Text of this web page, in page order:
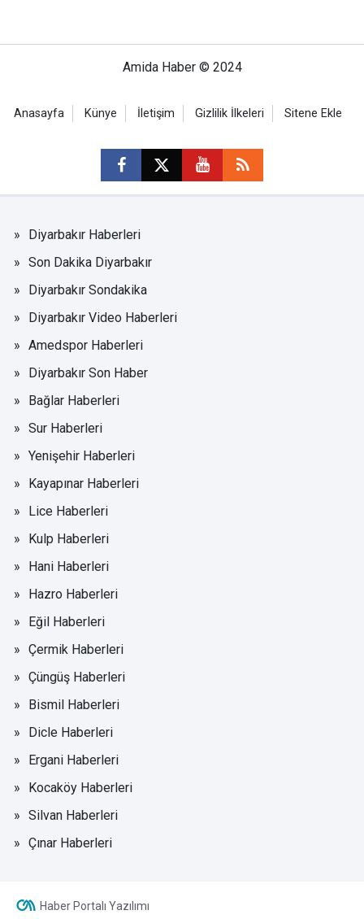
Amida Haber © 2024
Anasayfa Künye İletişim Gizlilik İlkeleri Sitene Ekle
Diyarbakır Haberleri
Son Dakika Diyarbakır
Diyarbakır Sondakika
Diyarbakır Video Haberleri
Amedspor Haberleri
Diyarbakır Son Haber
Bağlar Haberleri
Sur Haberleri
Yenişehir Haberleri
Kayapınar Haberleri
Lice Haberleri
Kulp Haberleri
Hani Haberleri
Hazro Haberleri
Eğil Haberleri
Çermik Haberleri
Çüngüş Haberleri
Bismil Haberleri
Dicle Haberleri
Ergani Haberleri
Kocaköy Haberleri
Silvan Haberleri
Çınar Haberleri
Haber Portalı Yazılımı